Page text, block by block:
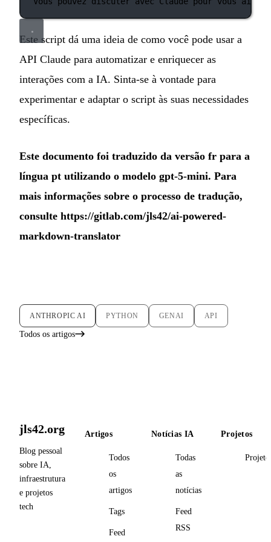
Este script dá uma ideia de como você pode usar a
API Claude para automatizar e enriquecer as
interações com a IA. Sinta-se à vontade para
experimentar e adaptar o script às suas necessidades
específicas.
Este documento foi traduzido da versão fr para a
língua pt utilizando o modelo gpt-5-mini. Para
mais informações sobre o processo de tradução,
consulte https://gitlab.com/jls42/ai-powered-
markdown-translator
ANTHROPIC AI PYTHON GENAI API
Todos os artigos
jls42.org
Blog pessoal
sobre IA,
infraestrutura
e projetos
tech
Artigos
Todos
os
artigos
Tags
Feed
Notícias IA
Todas
as
notícias
Feed
RSS
Projetos